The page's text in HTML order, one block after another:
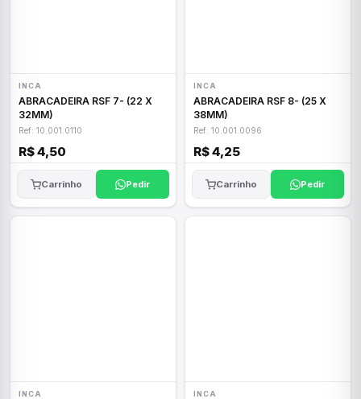
INCA
ABRACADEIRA RSF 7- (22 X
32MM)
Ref: 10.001.0110
R$ 4,50
Carrinho Pedir
INCA
ABRACADEIRA RSF 8- (25 X
38MM)
Ref: 10.001.0096
R$ 4,25
Carrinho Pedir
INCA INCA